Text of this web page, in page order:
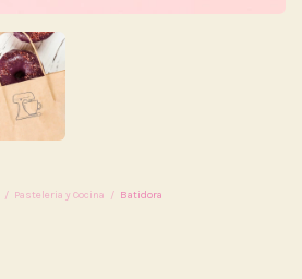
/ Pasteleria y Cocina / Batidora